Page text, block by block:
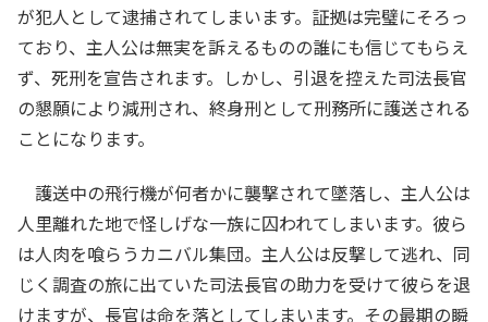
が犯人として逮捕されてしまいます。証拠は完璧にそろっ
ており、主人公は無実を訴えるものの誰にも信じてもらえ
ず、死刑を宣告されます。しかし、引退を控えた司法長官
の懇願により減刑され、終身刑として刑務所に護送される
ことになります。
護送中の飛行機が何者かに襲撃されて墜落し、主人公は
人里離れた地で怪しげな一族に囚われてしまいます。彼ら
は人肉を喰らうカニバル集団。主人公は反撃して逃れ、同
じく調査の旅に出ていた司法長官の助力を受けて彼らを退
けますが、長官は命を落としてしまいます。その最期の瞬